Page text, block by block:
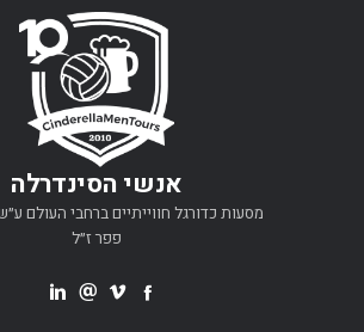
אנשי הסינדרלה
מסעות כדורגל חווייתיים ברחבי העולם
פפר ז״ל